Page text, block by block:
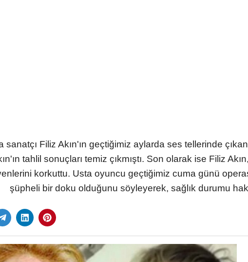
sanatçı Filiz Akın'ın geçtiğimiz aylarda ses tellerinde
tahlil sonuçları temiz çıkmıştı. Son olarak ise Filiz
korkuttu. Usta oyuncu geçtiğimiz cuma günü
şüpheli bir doku olduğunu söyleyerek, sağlık durumu